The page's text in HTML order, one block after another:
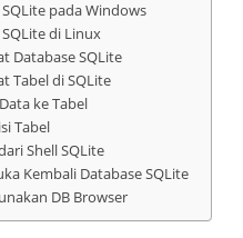
pada Windows
di Linux
Database SQLite
Tabel di SQLite
ke Tabel
Tabel
Shell SQLite
Kembali Database SQLite
DB Browser